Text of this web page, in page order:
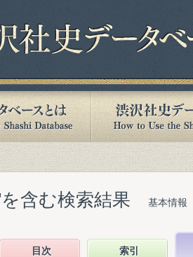
含む検索結果 基本情報
目次 索引